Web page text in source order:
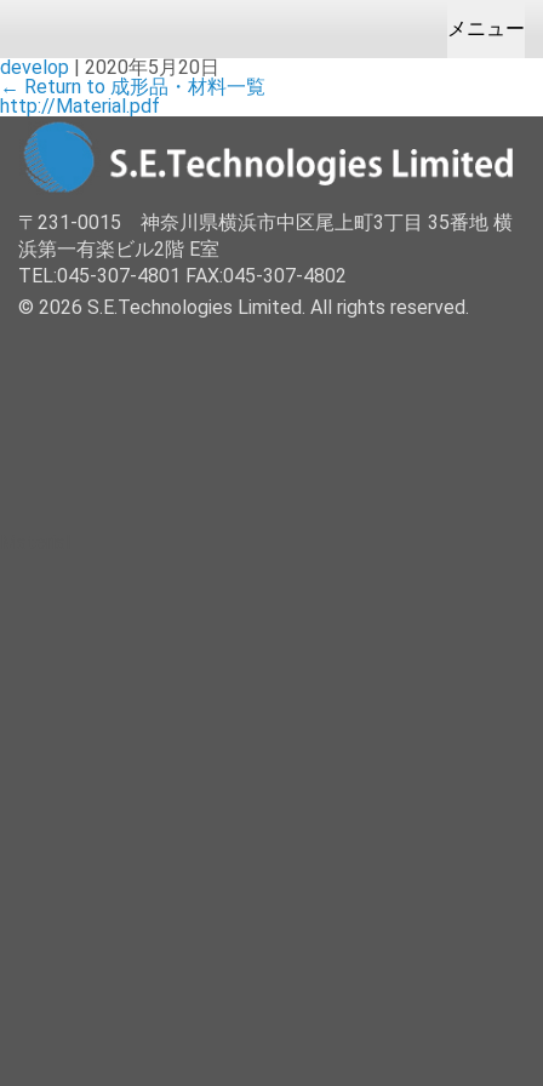
メニュー
HOME
お問合せ＆お見積り
会社案内
企業理念
企業情報
拠点
開発製造/受託
ODM
成型
設備
製品販売
カメラ
健康/福祉
develop | 2020年5月20日
← Return to 成形品・材料一覧
http://Material.pdf
〒231-0015 神奈川県横浜市中区尾上町3丁目 35番地 横
浜第一有楽ビル2階 E室
TEL:045-307-4801 FAX:045-307-4802
© 2026 S.E.Technologies Limited. All rights reserved.